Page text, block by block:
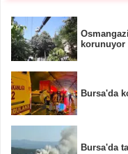
korunuyor
Bursa'da
Bursa'da